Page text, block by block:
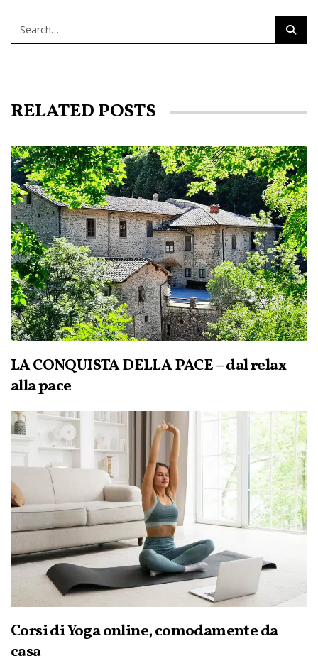
RELATED POSTS
LA CONQUISTA DELLA PACE – dal relax
alla pace
Corsi di Yoga online, comodamente da
casa